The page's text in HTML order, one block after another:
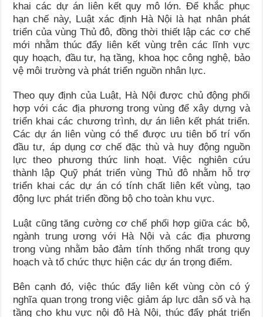
khai các dự án liên kết quy mô lớn. Để khắc phục
hạn chế này, Luật xác định Hà Nội là hạt nhân phát
triển của vùng Thủ đô, đồng thời thiết lập các cơ chế
mới nhằm thúc đẩy liên kết vùng trên các lĩnh vực
quy hoạch, đầu tư, hạ tầng, khoa học công nghệ, bảo
vệ môi trường và phát triển nguồn nhân lực.
Theo quy định của Luật, Hà Nội được chủ động phối
hợp với các địa phương trong vùng để xây dựng và
triển khai các chương trình, dự án liên kết phát triển.
Các dự án liên vùng có thể được ưu tiên bố trí vốn
đầu tư, áp dụng cơ chế đặc thù và huy động nguồn
lực theo phương thức linh hoạt. Việc nghiên cứu
thành lập Quỹ phát triển vùng Thủ đô nhằm hỗ trợ
triển khai các dự án có tính chất liên kết vùng, tạo
động lực phát triển đồng bộ cho toàn khu vực.
Luật cũng tăng cường cơ chế phối hợp giữa các bộ,
ngành trung ương với Hà Nội và các địa phương
trong vùng nhằm bảo đảm tính thống nhất trong quy
hoạch và tổ chức thực hiện các dự án trọng điểm.
Bên cạnh đó, việc thúc đẩy liên kết vùng còn có ý
nghĩa quan trọng trong việc giảm áp lực dân số và hạ
tầng cho khu vực nội đô Hà Nội, thúc đẩy phát triển